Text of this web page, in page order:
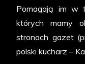
Pomagają im w
których mamy
stronach gazet
polski kucharz –